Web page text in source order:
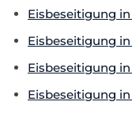
Eisbeseitigung
Eisbeseitigung
Eisbeseitigung
Eisbeseitigung